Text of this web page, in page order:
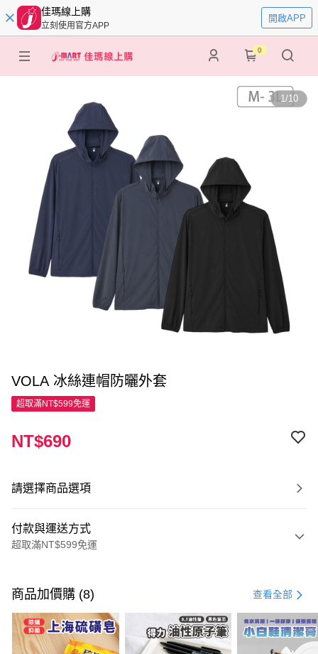
佳瑪線上購
立刻使用官方APP
開啟APP
0
1/10
VOLA 冰絲連帽防曬外套
超取滿NT$599免運
NT$690
請選擇商品選項
付款與運送方式
超取滿NT$599免運
信用卡一次付款
超商取貨付款
LINE Pay
商品加價購 (8) 查看全部